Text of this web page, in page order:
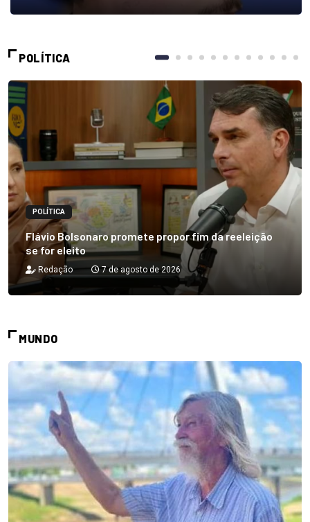
POLÍTICA
POLÍTICA
Flávio Bolsonaro promete propor fim da reeleição
se for eleito
Redação 7 de agosto de 2026
MUNDO